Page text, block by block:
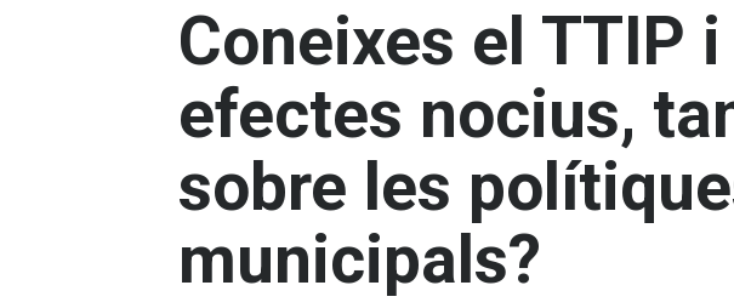
Coneixes el TTIP
efectes nocius,
sobre les
municipals?